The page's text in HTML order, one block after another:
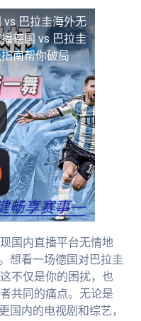
巴拉圭海外无
德国 vs 巴拉圭
南帮你破局
国内直播平台无情地
想看一场德国对巴拉圭
不仅是你的困扰，也
共同的痛点。无论是
国内的电视剧和综艺，